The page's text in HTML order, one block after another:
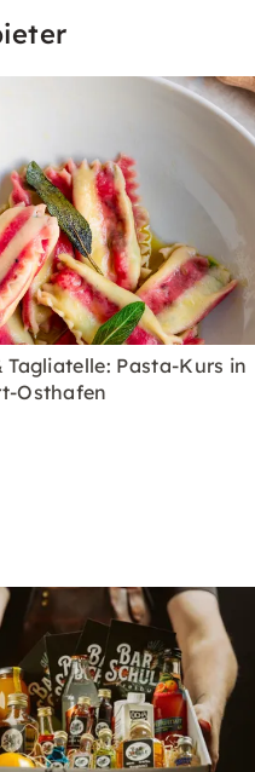
Tagliatelle: Pasta-Kurs in
Osthafen